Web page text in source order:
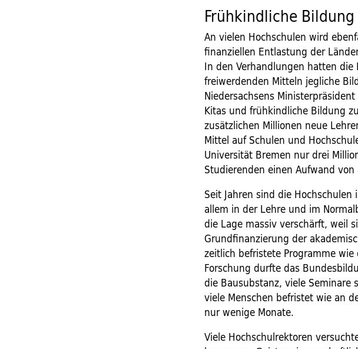
Frühkindliche Bildung
An vielen Hochschulen wird
finanziellen Entlastung der
In den Verhandlungen hatten
freiwerdenden Mitteln jegliche
Niedersachsens
Kitas und frühkindliche Bildung
zusätzlichen Millionen neue
Mittel auf Schulen und
Universität Bremen nur drei
Studierenden einen Aufwand
Seit Jahren sind die
allem in der Lehre und im
die Lage massiv verschärft, weil
Grundfinanzierung der
zeitlich befristete Programme
Forschung durfte das
die Bausubstanz, viele
viele Menschen befristet wie an
nur wenige Monate.
Viele Hochschulrektoren